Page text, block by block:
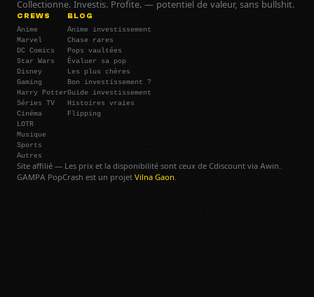
Collectionne. Investis. Profite. — potentiel de valeur, sans bullshit.
CREWS
Anime
Marvel
DC Comics
Star Wars
Disney
Gaming
Harry Potter
Séries TV
Cinéma
LOTR
Musique
Sports
Autres
BLOG
Anime investissement
Chase rares
Pops vaultées
Évaluer sa pop
Les plus chères
Bon investissement ?
Guide investissement
Histoires vraies
Flipping
Site affilié — Les prix et la disponibilité sont ceux de Cdiscount via Awin.
GAMPA PopCrash est un projet Vilna Gaon